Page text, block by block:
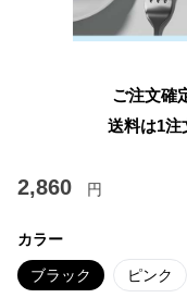
ご注文確
送料は1注
2,860 円
カラー
ブラック ピンク